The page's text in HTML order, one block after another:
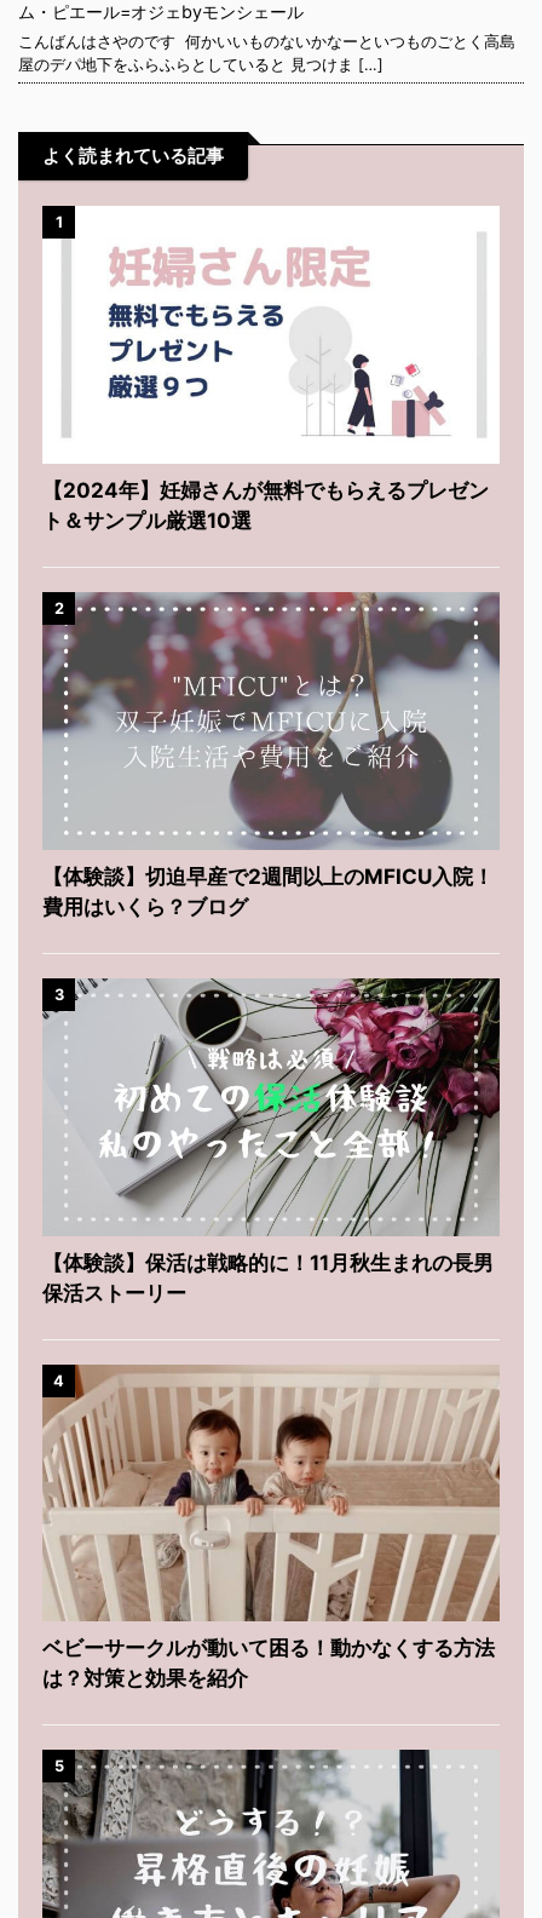
ム・ピエール=オジェbyモンシェール
こんばんはさやのです 何かいいものないかなーといつものごとく高島
屋のデパ地下をふらふらとしていると 見つけま […]
よく読まれている記事
1
【2024年】妊婦さんが無料でもらえるプレゼン
ト＆サンプル厳選10選
2
【体験談】切迫早産で2週間以上のMFICU入院！
費用はいくら？ブログ
3
【体験談】保活は戦略的に！11月秋生まれの長男
保活ストーリー
4
ベビーサークルが動いて困る！動かなくする方法
は？対策と効果を紹介
5